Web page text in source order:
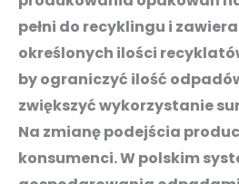
pełni do recyklingu i
określonych ilości
by ograniczyć ilość
zwiększyć wykorzystanie
Na zmianę podejścia
konsumenci. W polskim